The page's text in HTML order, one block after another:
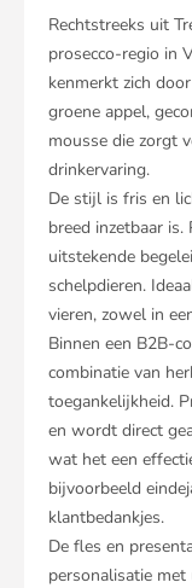
Rechtstreeks uit
prosecco-regio in
kenmerkt zich
groene appel,
mousse die zorgt
drinkervaring.
De stijl is fris en
breed inzetbaar
uitstekende
schelpdieren.
vieren, zowel in
Binnen een B2B-
combinatie van
toegankelijkheid.
en wordt direct
wat het een
bijvoorbeeld
klantbedankjes.
De fles en
personalisatie